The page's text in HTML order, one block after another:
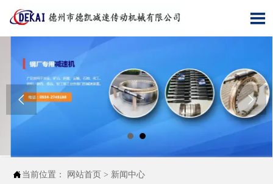

 
 当前位置： 网站首页 > 新闻中心